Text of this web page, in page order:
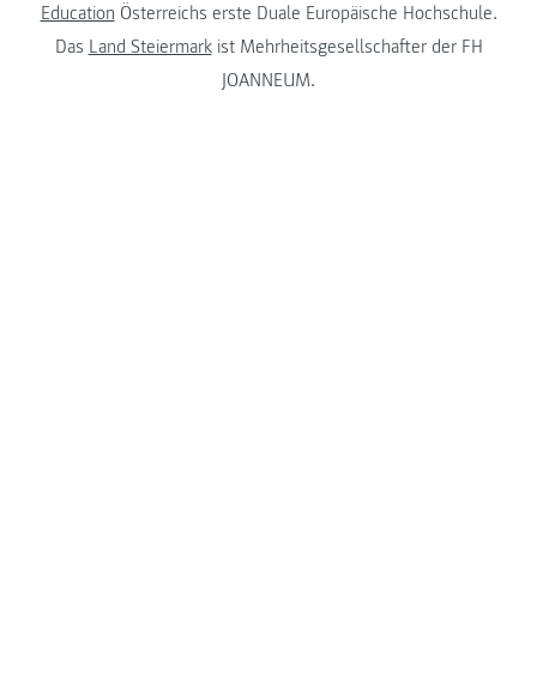
Education Österreichs erste Duale Europäische Hochschule.
Das Land Steiermarkist Mehrheitsgesellschafter der FH
JOANNEUM.